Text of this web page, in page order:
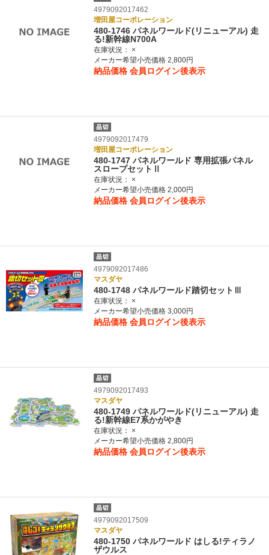
4979092017462
増田屋コーポレーション
480-1746 パネルワールド(リニューアル) 走
る!新幹線N700A
在庫状況：
×
メーカー希望小売価格 2,800円
納品価格 会員ログイン後表示
4979092017479
増田屋コーポレーション
480-1747 パネルワールド 専用拡張パネル
スロープセットⅡ
在庫状況：
×
メーカー希望小売価格 2,000円
納品価格 会員ログイン後表示
4979092017486
マスダヤ
480-1748 パネルワールド踏切セットⅢ
在庫状況：
×
メーカー希望小売価格 3,000円
納品価格 会員ログイン後表示
4979092017493
マスダヤ
480-1749 パネルワールド(リニューアル) 走
る!新幹線E7系かがやき
在庫状況：
×
メーカー希望小売価格 2,800円
納品価格 会員ログイン後表示
4979092017509
マスダヤ
480-1750 パネルワールド はしる!ティラノ
ザウルス